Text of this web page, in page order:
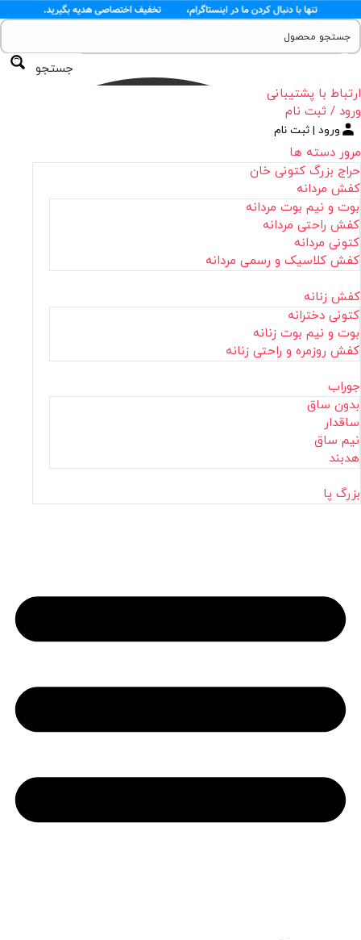
جستجو
ارتباط با پشتیبانی
ورود / ثبت نام
ورود | ثبت نام
مرور دسته ها
حراج بزرگ کتونی خان
کفش مردانه
بوت و نیم بوت مردانه
کفش راحتی مردانه
کتونی مردانه
کفش کلاسیک و رسمی مردانه
کفش زنانه
کتونی دخترانه
بوت و نیم بوت زنانه
کفش روزمره و راحتی زنانه
جوراب
بدون ساق
ساقدار
نیم ساق
هدبند
بزرگ پا